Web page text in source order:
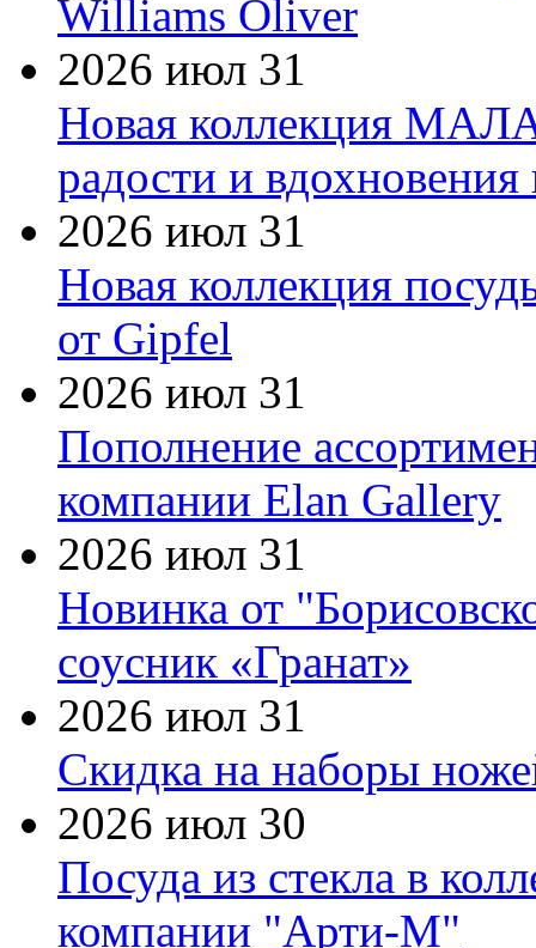
Williams Oliver
2026 июл 31
Новая коллекция
радости и
2026 июл 31
Новая коллекция
от Gipfel
2026 июл 31
Пополнение
компании Elan Gallery
2026 июл 31
Новинка от
соусник «Гранат»
2026 июл 31
Скидка на наборы
2026 июл 30
Посуда из стекла в
компании "Арти-М"